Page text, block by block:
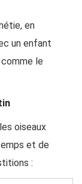
en
un enfant
le
oiseaux
et de
: